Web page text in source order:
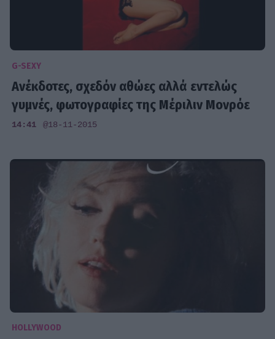
G-SEXY
Ανέκδοτες, σχεδόν αθώες αλλά εντελώς
γυμνές, φωτογραφίες της Μέριλιν Μονρόε
14:41 @18-11-2015
HOLLYWOOD